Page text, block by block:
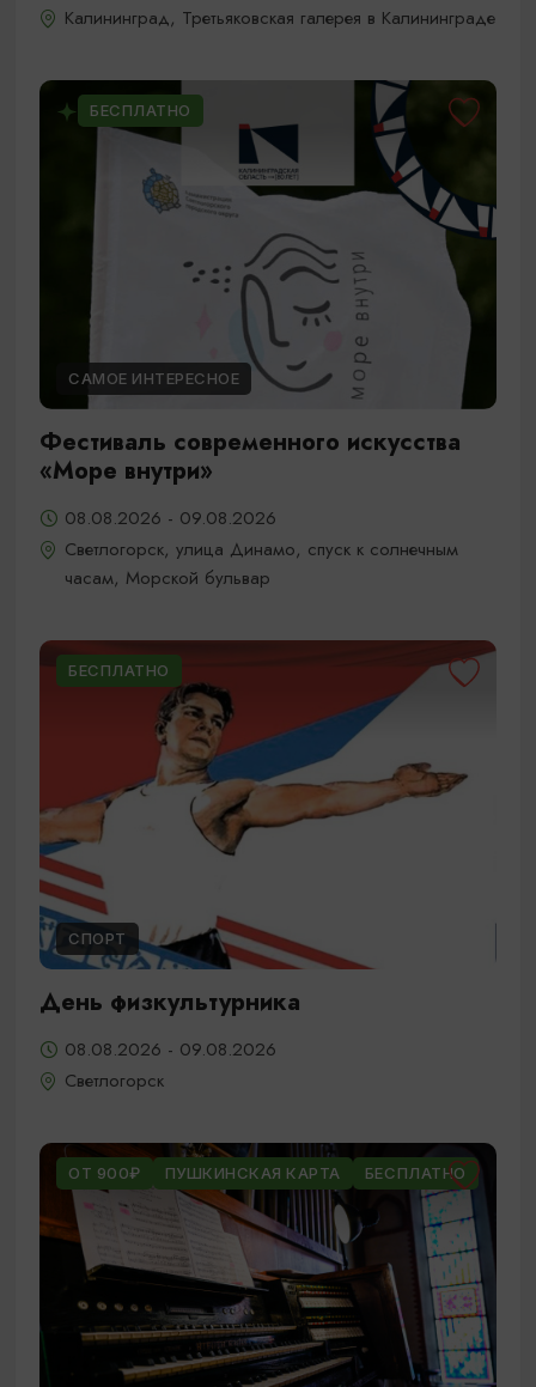
Калининград, Третьяковская галерея в Калининграде
БЕСПЛАТНО
САМОЕ ИНТЕРЕСНОЕ
Фестиваль современного искусства
«Море внутри»
08.08.2026 - 09.08.2026
Светлогорск, улица Динамо, спуск к солнечным
часам, Морской бульвар
БЕСПЛАТНО
СПОРТ
День физкультурника
08.08.2026 - 09.08.2026
Светлогорск
ОТ 900₽ ПУШКИНСКАЯ КАРТА БЕСПЛАТНО